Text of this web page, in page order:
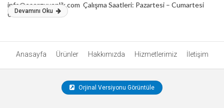
info@eserguvenlik.com Çalışma Saatleri: Pazartesi – Cumartesi
09:00 – 18:00
Devamını Oku
Anasayfa Ürünler Hakkımızda Hizmetlerimiz İletişim
Orjinal Versiyonu Görüntüle